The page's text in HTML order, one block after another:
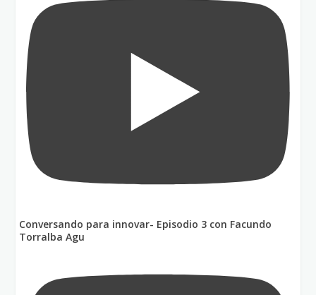
Conversando para innovar- Episodio 3 con Facundo
Torralba Agu